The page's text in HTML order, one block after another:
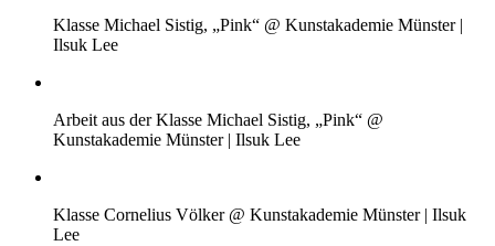
Klasse Michael Sistig, „Pink“ @ Kunstakademie Münster |
Ilsuk Lee
Arbeit aus der Klasse Michael Sistig, „Pink“ @
Kunstakademie Münster | Ilsuk Lee
Klasse Cornelius Völker @ Kunstakademie Münster | Ilsuk
Lee